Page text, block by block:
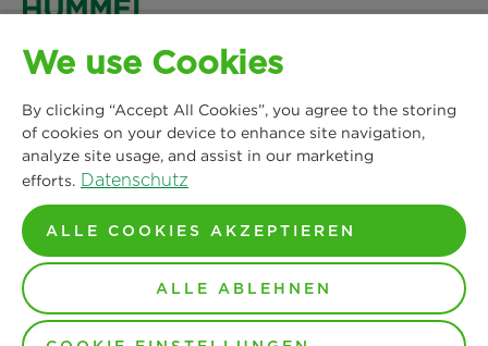
Standorte
Impressum
Rechtlicher Hinweis
AGB
Instagram
LinkedIn
YouTube
MANN+HUMMEL Life Sciences & Environment
Germany GmbH
Lise-Meitner-Allee 2
44801 Bochum
Tel: 0234 622004 00
Standorte Europa
© Copyright 2024-2026 - Alle Inhalte, insbesondere Texte,
Fotos und Grafiken, sind urheberrechtlich geschützt. Alle
Rechte, auch die der Vervielfältigung, der
Veröffentlichung, der Bearbeitung und der Übersetzung,
liegen bei MANN+HUMMEL.
We use Cookies
By clicking “Accept All Cookies”, you agree to the storing
of cookies on your device to enhance site navigation,
analyze site usage, and assist in our marketing
efforts. Datenschutz
ALLE COOKIES AKZEPTIEREN
ALLE ABLEHNEN